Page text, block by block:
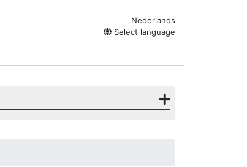
Nederlands
Select language